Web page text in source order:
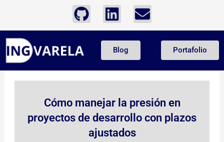
contenido
G
i
t
h
u
L
i
n
k
e
i
n
E
n
l
p
e
Blog Portafolio
Cómo manejar la presión en
proyectos de desarrollo con plazos
ajustados